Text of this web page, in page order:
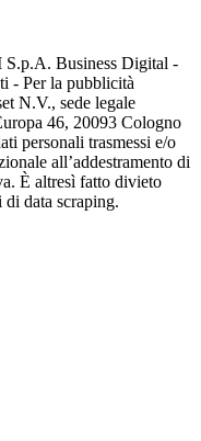
S.p.A. Business Digital -
- Per la pubblicità
N.V., sede legale
46, 20093 Cologno
personali trasmessi e/o
all’addestramento di
È altresì fatto divieto
di data scraping.